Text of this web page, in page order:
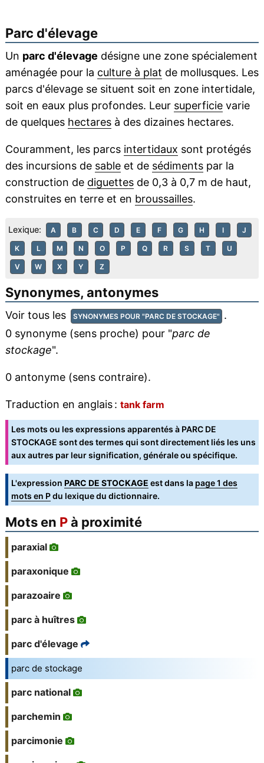
Parc d'élevage
Un parc d'élevage désigne une zone spécialement
aménagée pour la culture à plat de mollusques. Les
parcs d'élevage se situent soit en zone intertidale,
soit en eaux plus profondes. Leur superficievarie
de quelques hectaresà des dizaines hectares.
Couramment, les parcs intertidaux sont protégés
des incursions de sableet de sédimentspar la
construction de diguettesde 0,3 à 0,7 m de haut,
construites en terre et en broussailles.
Lexique: A B C D E F G H I J
K L M N O P Q R S T U
V W X Y Z
Synonymes, antonymes
Voir tous les SYNONYMES POUR "PARC DE STOCKAGE" .
0 synonyme (sens proche) pour "parc de
stockage".
0 antonyme (sens contraire).
Traduction en anglais : tank farm
Les mots ou les expressions apparentés à PARC DE
STOCKAGE sont des termes qui sont directement liés les uns
aux autres par leur signification, générale ou spécifique.
L'expression PARC DE STOCKAGE est dans la page 1 des
mots en Pdu lexique du dictionnaire.
Mots en Pà proximité
paraxial
paraxonique
parazoaire
parc à huîtres
parc d'élevage
parc de stockage
parc national
parchemin
parcimonie